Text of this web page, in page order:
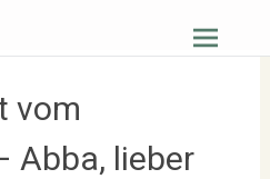
Hüttenberg
vom
Abba, lieber